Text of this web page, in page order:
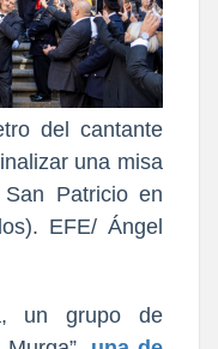
del cantante
una misa
Patricio en
EFE/ Ángel
un grupo de